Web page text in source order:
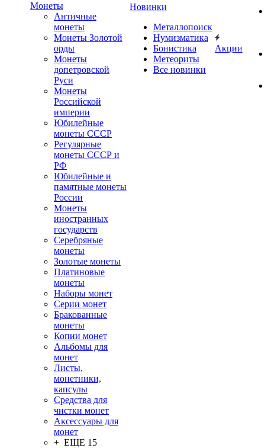
Монеты
Античные
монеты
Монеты Золотой
орды
Монеты
допетровской
Руси
Монеты
Российской
империи
Юбилейные
монеты СССР
Регулярные
монеты СССР и
РФ
Юбилейные и
памятные монеты
России
Монеты
иностранных
государств
Серебряные
монеты
Золотые монеты
Платиновые
монеты
Наборы монет
Серии монет
Бракованные
монеты
Копии монет
Альбомы для
монет
Листы,
монетники,
капсулы
Средства для
чистки монет
Аксессуары для
монет
+ ЕЩЕ 15
Новинки
Металлопоиск
Нумизматика
Бонистика
Метеориты
Все новинки
Акции